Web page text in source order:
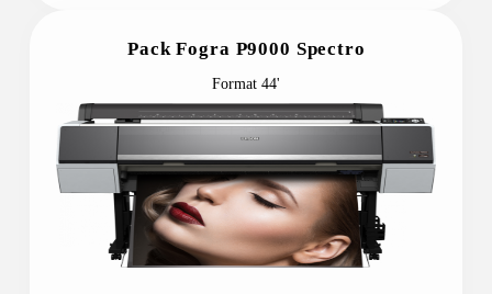
Pack Fogra P9000 Spectro
Format 44'